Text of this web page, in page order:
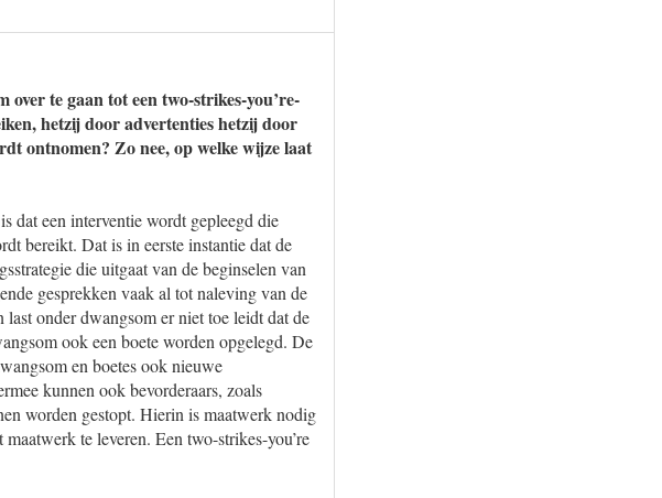
te gaan tot een two-strikes-you’re-
hetzij door advertenties hetzij door
ontnomen? Zo nee, op welke wijze laat
dat een interventie wordt gepleegd die
bereikt. Dat is in eerste instantie dat de
die uitgaat van de beginselen van
gesprekken vaak al tot naleving van de
onder dwangsom er niet toe leidt dat de
ook een boete worden opgelegd. De
en boetes ook nieuwe
kunnen ook bevorderaars, zoals
worden gestopt. Hierin is maatwerk nodig
te leveren. Een two-strikes-you’re